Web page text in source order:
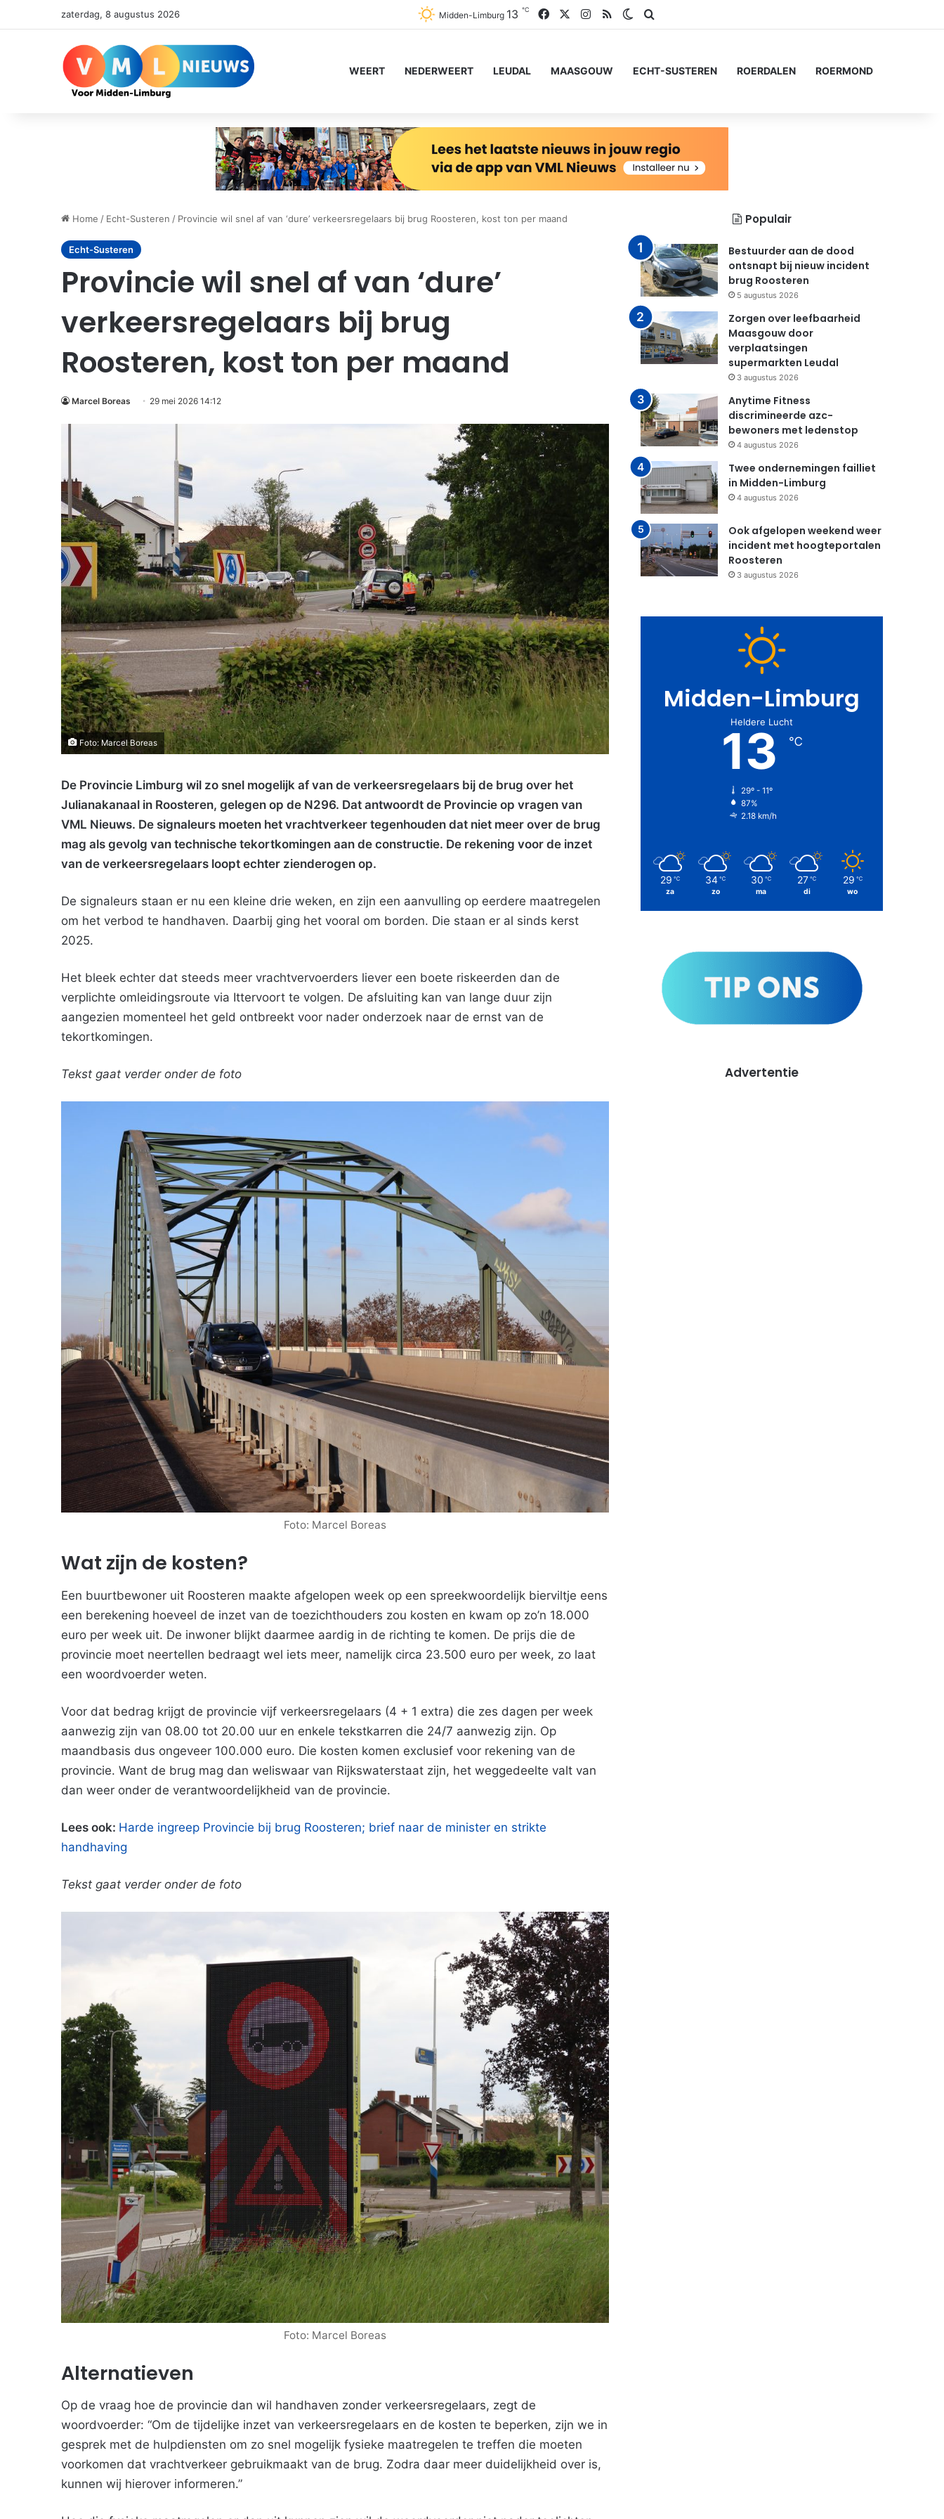
zaterdag, 8 augustus 2026 Midden-Limburg 13 ℃ FacebookInstagram
RSS Switch skin
WEERT NEDERWEERT LEUDAL MAASGOUW ECHT-SUSTEREN ROERDALEN ROERMOND
Home / Echt-Susteren / Provincie wil snel af van ‘dure’ verkeersregelaars bij brug Roosteren, kost ton per maand
Echt-Susteren
Provincie wil snel af van ‘dure’
verkeersregelaars bij brug
Roosteren, kost ton per maand
Marcel Boreas 29 mei 2026 14:12
Foto: Marcel Boreas
De Provincie Limburg wil zo snel mogelijk af van de verkeersregelaars bij de brug over het
Julianakanaal in Roosteren, gelegen op de N296. Dat antwoordt de Provincie op vragen van
VML Nieuws. De signaleurs moeten het vrachtverkeer tegenhouden dat niet meer over de brug
mag als gevolg van technische tekortkomingen aan de constructie. De rekening voor de inzet
van de verkeersregelaars loopt echter zienderogen op.
De signaleurs staan er nu een kleine drie weken, en zijn een aanvulling op eerdere maatregelen
om het verbod te handhaven. Daarbij ging het vooral om borden. Die staan er al sinds kerst
2025.
Het bleek echter dat steeds meer vrachtvervoerders liever een boete riskeerden dan de
verplichte omleidingsroute via Ittervoort te volgen. De afsluiting kan van lange duur zijn
aangezien momenteel het geld ontbreekt voor nader onderzoek naar de ernst van de
tekortkomingen.
Tekst gaat verder onder de foto
Foto: Marcel Boreas
Wat zijn de kosten?
Een buurtbewoner uit Roosteren maakte afgelopen week op een spreekwoordelijk bierviltje eens
een berekening hoeveel de inzet van de toezichthouders zou kosten en kwam op zo’n 18.000
euro per week uit. De inwoner blijkt daarmee aardig in de richting te komen. De prijs die de
provincie moet neertellen bedraagt wel iets meer, namelijk circa 23.500 euro per week, zo laat
een woordvoerder weten.
Voor dat bedrag krijgt de provincie vijf verkeersregelaars (4 + 1 extra) die zes dagen per week
aanwezig zijn van 08.00 tot 20.00 uur en enkele tekstkarren die 24/7 aanwezig zijn. Op
maandbasis dus ongeveer 100.000 euro. Die kosten komen exclusief voor rekening van de
provincie. Want de brug mag dan weliswaar van Rijkswaterstaat zijn, het weggedeelte valt van
dan weer onder de verantwoordelijkheid van de provincie.
Lees ook: Harde ingreep Provincie bij brug Roosteren; brief naar de minister en strikte
handhaving
Tekst gaat verder onder de foto
Foto: Marcel Boreas
Alternatieven
Op de vraag hoe de provincie dan wil handhaven zonder verkeersregelaars, zegt de
woordvoerder: “Om de tijdelijke inzet van verkeersregelaars en de kosten te beperken, zijn we in
gesprek met de hulpdiensten om zo snel mogelijk fysieke maatregelen te treffen die moeten
voorkomen dat vrachtverkeer gebruikmaakt van de brug. Zodra daar meer duidelijkheid over is,
kunnen wij hierover informeren.”
Populair
Bestuurder aan de dood
ontsnapt bij nieuw incident
brug Roosteren
5 augustus 2026
Zorgen over leefbaarheid
Maasgouw door
verplaatsingen
supermarkten Leudal
3 augustus 2026
Anytime Fitness
discrimineerde azc-
bewoners met ledenstop
4 augustus 2026
Twee ondernemingen failliet
in Midden-Limburg
4 augustus 2026
Ook afgelopen weekend weer
incident met hoogteportalen
Roosteren
3 augustus 2026
Midden-Limburg
Heldere Lucht
13 ℃
29º - 11º
87%
2.18 km/h
29 ℃
za
34 ℃
zo
30 ℃
ma
27 ℃
di
29 ℃
wo
Advertentie